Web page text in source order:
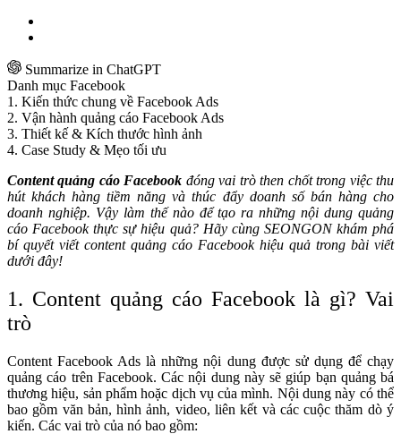
Summarize in ChatGPT
Danh mục Facebook
1. Kiến thức chung về Facebook Ads
2. Vận hành quảng cáo Facebook Ads
3. Thiết kế & Kích thước hình ảnh
4. Case Study & Mẹo tối ưu
Content quảng cáo Facebook đóng vai trò then chốt trong việc thu
hút khách hàng tiềm năng và thúc đẩy doanh số bán hàng cho
doanh nghiệp. Vậy làm thế nào để tạo ra những nội dung quảng
cáo Facebook thực sự hiệu quả? Hãy cùng SEONGON khám phá
bí quyết viết content quảng cáo Facebook hiệu quả trong bài viết
dưới đây!
1. Content quảng cáo Facebook là gì? Vai
trò
Content Facebook Ads là những nội dung được sử dụng để chạy
quảng cáo trên Facebook. Các nội dung này sẽ giúp bạn quảng bá
thương hiệu, sản phẩm hoặc dịch vụ của mình. Nội dung này có thể
bao gồm văn bản, hình ảnh, video, liên kết và các cuộc thăm dò ý
kiến. Các vai trò của nó bao gồm: